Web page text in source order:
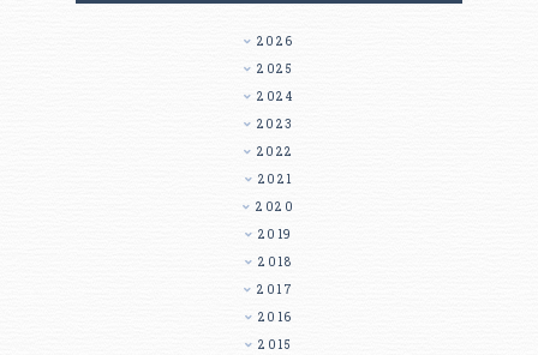
2026
2025
2024
2023
2022
2021
2020
2019
2018
2017
2016
2015